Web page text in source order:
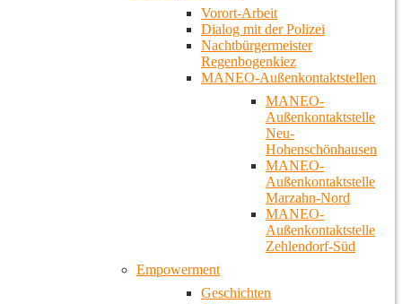
Vorort-Arbeit
Dialog mit der Polizei
Nachtbürgermeister
Regenbogenkiez
MANEO-Außenkontaktstellen
MANEO-
Außenkontaktstelle
Neu-
Hohenschönhausen
MANEO-
Außenkontaktstelle
Marzahn-Nord
MANEO-
Außenkontaktstelle
Zehlendorf-Süd
Empowerment
Geschichten